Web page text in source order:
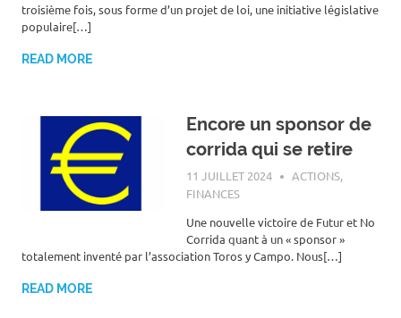
troisième fois, sous forme d’un projet de loi, une initiative législative
populaire[…]
READ MORE
Encore un sponsor de
corrida qui se retire
11 JUILLET 2024 ROGER LAHANA
ACTIONS,
FINANCES
Une nouvelle victoire de Futur et No
Corrida quant à un « sponsor »
totalement inventé par l’association Toros y Campo. Nous[…]
READ MORE